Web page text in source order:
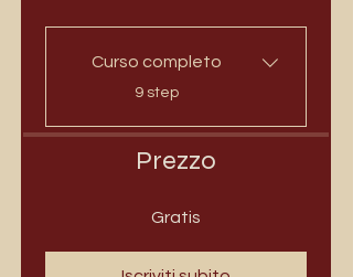
Curso completo
.
9 step
Prezzo
Gratis